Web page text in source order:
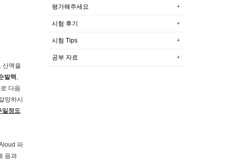
산맥을
발력 ,
다음
망하시
일정도
파
음과
평가해주세요
시험 후기
시험 Tips
공부 자료